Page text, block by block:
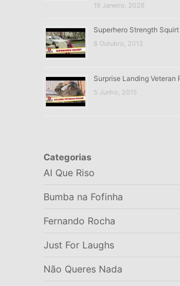
19 Janeiro, 2026
Superhero Strength Squirt
8 Outubro, 2013
Surprise Landing Veteran
5 Junho, 2015
Categorias
AI Que Riso
Bumba na Fofinha
Fernando Rocha
Just For Laughs
Não Queres Nada